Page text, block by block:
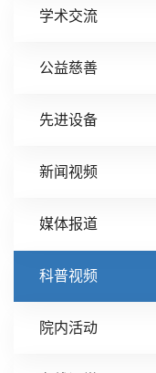
学术交流
公益慈善
先进设备
新闻视频
媒体报道
科普视频
院内活动